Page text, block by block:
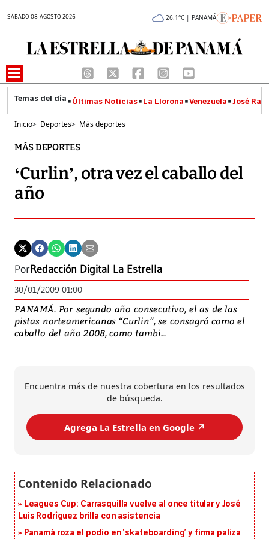
SÁBADO 08 AGOSTO 2026 26.1°C | PANAMÁ
Últimas Noticias La Llorona Venezuela José
Inicio> Deportes> Más deportes
MÁS DEPORTES
‘Curlin’, otra vez el caballo del
año
PorRedacción Digital La Estrella
30/01/2009 01:00
PANAMÁ. Por segundo año consecutivo, el as de las
pistas norteamericanas “Curlin”, se consagró como el
caballo del año 2008, como tambi...
Encuentra más de nuestra cobertura en los resultados
de búsqueda.
Agrega La Estrella en Google ↗️
Leagues Cup: Carrasquilla vuelve al once titular y José
Luis Rodríguez brilla con asistencia
Panamá roza el podio en ‘skateboarding’ y firma paliza